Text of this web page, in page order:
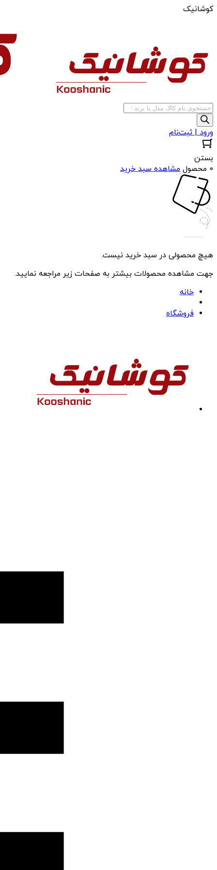
کوشانیک
جستجوی
محصولات
ورود | ثبت‌نام
بستن
0 محصول
مشاهده سبد خرید
هیچ محصولی در سبد خرید نیست.
جهت مشاهده محصولات بیشتر به صفحات زیر مراجعه نمایید.
خانه
فروشگاه